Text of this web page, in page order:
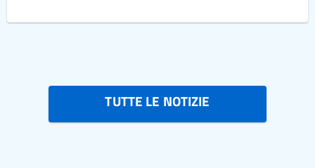
TUTTE LE NOTIZIE